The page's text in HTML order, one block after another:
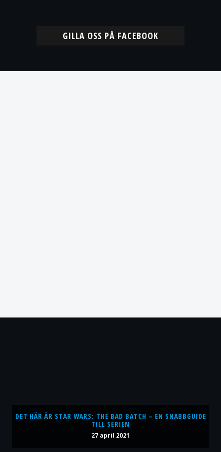
GILLA OSS PÅ FACEBOOK
DET HÄR ÄR STAR WARS: THE BAD BATCH – EN SNABBGUIDE
TILL SERIEN
27 april 2021